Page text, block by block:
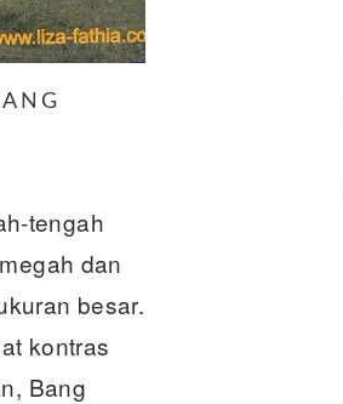
tengah
dan
besar.
kontras
Bang